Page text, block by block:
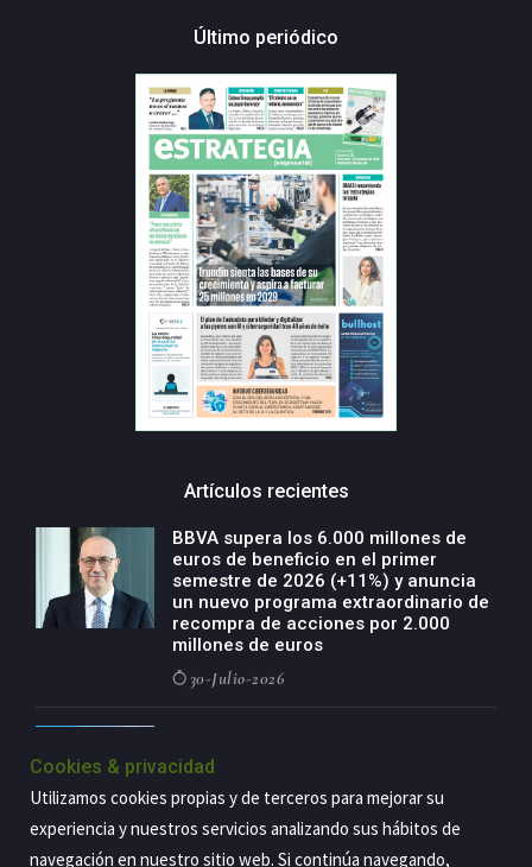
Último periódico
Artículos recientes
BBVA supera los 6.000 millones de
euros de beneficio en el primer
semestre de 2026 (+11%) y anuncia
un nuevo programa extraordinario de
recompra de acciones por 2.000
millones de euros
30-Julio-2026
negocio agro con un modelo global
de especialización presente en siete
países
29-Julio-2026
Cookies & privacidad
Utilizamos cookies propias y de terceros para mejorar su
experiencia y nuestros servicios analizando sus hábitos de
navegación en nuestro sitio web. Si continúa navegando,